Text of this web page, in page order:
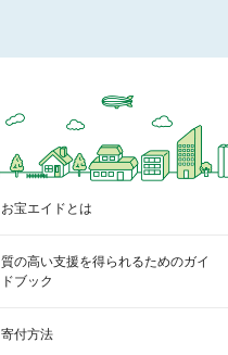
お宝エイドとは
質の高い支援を得られるためのガイ
ドブック
寄付方法